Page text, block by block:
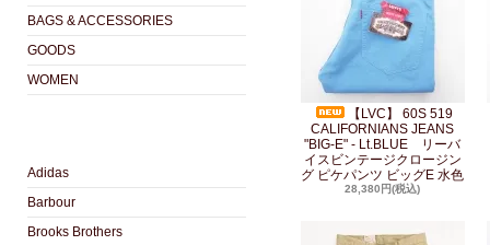
BAGS & ACCESSORIES
GOODS
WOMEN
Adidas
Barbour
Brooks Brothers
【LVC】 60S 519
CALIFORNIANS JEANS
"BIG-E" - Lt.BLUE リーバ
イスビンテージクロージン
グ ピケパンツ ビッグE 水色
28,380円(税込)